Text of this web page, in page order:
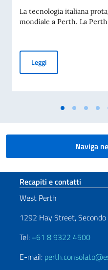
La tecnologia italiana
mondiale a Perth. La
LeggiPerth: il gruppo
Naviga
Sezione
Recapiti e contatti
West Perth
1292 Hay Street,
Tel: +61 8 9322 4500
E-mail: